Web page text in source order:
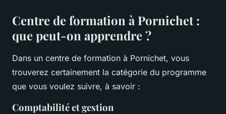
Centre de formation à Pornichet :
que peut-on apprendre ?
Dans un centre de formation à Pornichet, vous
trouverez certainement la catégorie du programme
que vous voulez suivre, à savoir :
Comptabilité et gestion